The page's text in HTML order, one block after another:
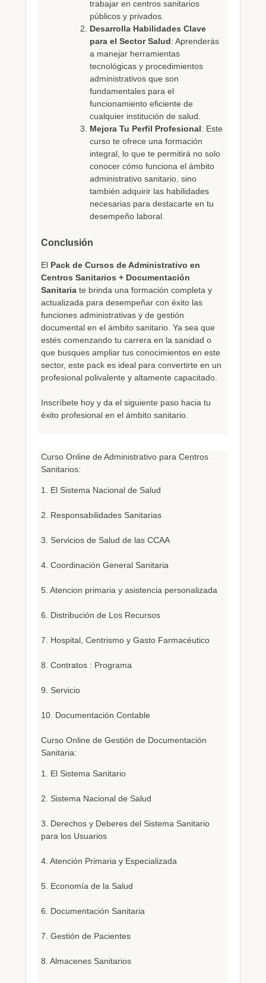
trabajar en centros sanitarios
públicos y privados.
Desarrolla Habilidades Clave
para el Sector Salud: Aprenderás
a manejar herramientas
tecnológicas y procedimientos
administrativos que son
fundamentales para el
funcionamiento eficiente de
cualquier institución de salud.
Mejora Tu Perfil Profesional: Este
curso te ofrece una formación
integral, lo que te permitirá no solo
conocer cómo funciona el ámbito
administrativo sanitario, sino
también adquirir las habilidades
necesarias para destacarte en tu
desempeño laboral.
Conclusión
El Pack de Cursos de Administrativo en
Centros Sanitarios + Documentación
Sanitariate brinda una formación completa y
actualizada para desempeñar con éxito las
funciones administrativas y de gestión
documental en el ámbito sanitario. Ya sea que
estés comenzando tu carrera en la sanidad o
que busques ampliar tus conocimientos en este
sector, este pack es ideal para convertirte en un
profesional polivalente y altamente capacitado.
Inscríbete hoy y da el siguiente paso hacia tu
éxito profesional en el ámbito sanitario.
Curso Online de Administrativo para Centros
Sanitarios:
1. El Sistema Nacional de Salud
2. Responsabilidades Sanitarias
3. Servicios de Salud de las CCAA
4. Coordinación General Sanitaria
5. Atencion primaria y asistencia personalizada
6. Distribución de Los Recursos
7. Hospital, Centrismo y Gasto Farmacéutico
8. Contratos : Programa
9. Servicio
10. Documentación Contable
Curso Online de Gestión de Documentación
Sanitaria:
1. El Sistema Sanitario
2. Sistema Nacional de Salud
3. Derechos y Deberes del Sistema Sanitario
para los Usuarios
4. Atención Primaria y Especializada
5. Economía de la Salud
6. Documentación Sanitaria
7. Gestión de Pacientes
8. Almacenes Sanitarios